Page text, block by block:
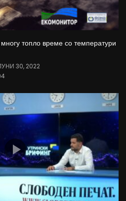
топло време со температури
30, 2022